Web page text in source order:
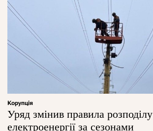
Корупція
Уряд змінив правила розподілу
електроенергії за сезонами